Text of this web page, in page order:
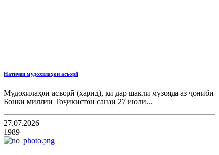
Натиҷаи мудохилаҳои асъорӣ
Мудохилаҳои асъорӣ (харид), ки дар шакли музояда аз ҷониби
Бонки миллии Тоҷикистон санаи 27 июли...
27.07.2026
1989